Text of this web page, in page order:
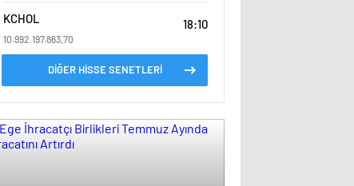
KCHOL
10.992.197.863,70
18:10
DİĞER HİSSE SENETLERİ